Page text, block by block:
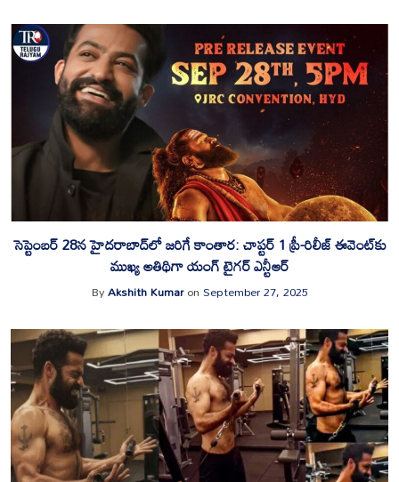
సెప్టెంబర్ 28న హైదరాబాద్‌లో జరిగే కాంతార: చాప్టర్ 1 ప్రీ-రిలీజ్ ఈవెంట్‌కు
ముఖ్య అతిథిగా యంగ్ టైగర్ ఎన్టీఆర్
ByAkshith KumaronSeptember 27, 2025